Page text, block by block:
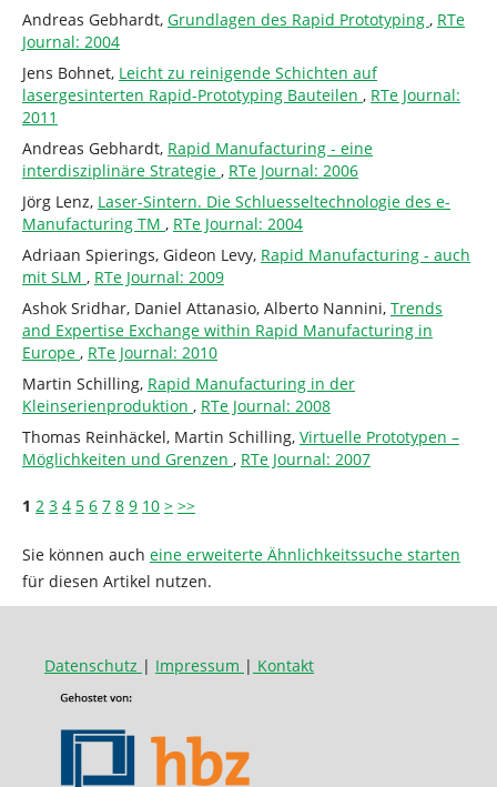
Andreas Gebhardt, Grundlagen des Rapid Prototyping , RTe
Journal: 2004
Jens Bohnet, Leicht zu reinigende Schichten auf
lasergesinterten Rapid-Prototyping Bauteilen , RTe Journal:
2011
Andreas Gebhardt, Rapid Manufacturing - eine
interdisziplinäre Strategie , RTe Journal: 2006
Jörg Lenz, Laser-Sintern. Die Schluesseltechnologie des e-
Manufacturing TM , RTe Journal: 2004
Adriaan Spierings, Gideon Levy, Rapid Manufacturing - auch
mit SLM , RTe Journal: 2009
Ashok Sridhar, Daniel Attanasio, Alberto Nannini, Trends
and Expertise Exchange within Rapid Manufacturing in
Europe , RTe Journal: 2010
Martin Schilling, Rapid Manufacturing in der
Kleinserienproduktion , RTe Journal: 2008
Thomas Reinhäckel, Martin Schilling, Virtuelle Prototypen –
Möglichkeiten und Grenzen , RTe Journal: 2007
1 2 3 4 5 6 7 8 9 10 > >>
Sie können auch eine erweiterte Ähnlichkeitssuche starten
für diesen Artikel nutzen.
Datenschutz | Impressum | Kontakt